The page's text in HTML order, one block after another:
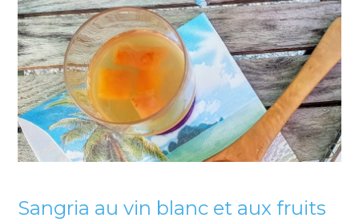
Sangria au vin blanc et aux fruits